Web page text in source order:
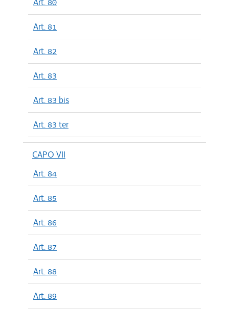
Art. 81
Art. 82
Art. 83
Art. 83 bis
Art. 83 ter
CAPO VII
Art. 84
Art. 85
Art. 86
Art. 87
Art. 88
Art. 89